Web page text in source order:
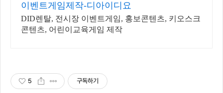
이벤트게임제작-디아이디요
DID렌탈, 전시장 이벤트게임, 홍보콘텐츠, 키오스크
콘텐츠, 어린이교육게임 제작
5 구독하기